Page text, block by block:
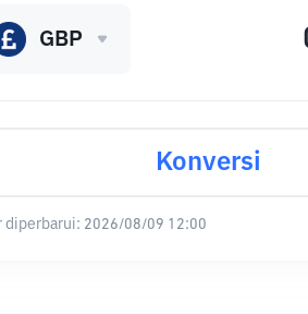
GBP
Konversi
diperbarui: 2026/08/09 12:00